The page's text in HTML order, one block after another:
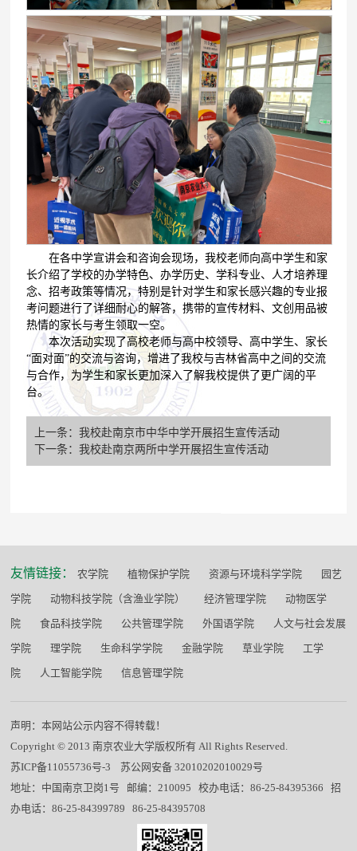
在各中学宣讲会和咨询会现场，我校老师向高中学生和家
长介绍了学校的办学特色、办学历史、学科专业、人才培养理
念、招考政策等情况，特别是针对学生和家长感兴趣的专业报
考问题进行了详细耐心的解答，携带的宣传材料、文创用品被
热情的家长与考生领取一空。
本次活动实现了高校老师与高中校领导、高中学生、家长
“面对面”的交流与咨询，增进了我校与吉林省高中之间的交流
与合作，为学生和家长更加深入了解我校提供了更广阔的平
台。
上一条：我校赴南京市中华中学开展招生宣传活动
下一条：我校赴南京两所中学开展招生宣传活动
友情链接： 农学院 植物保护学院 资源与环境科学学院 园艺
学院 动物科技学院（含渔业学院） 经济管理学院 动物医学
院 食品科技学院 公共管理学院 外国语学院 人文与社会发展
学院 理学院 生命科学学院 金融学院 草业学院 工学
院 人工智能学院 信息管理学院
声明：本网站公示内容不得转载！
Copyright © 2013 南京农业大学版权所有 All Rights Reserved.
苏ICP备11055736号-3 苏公网安备 32010202010029号
地址：中国南京卫岗1号 邮编：210095 校办电话：86-25-84395366 招
办电话：86-25-84399789 86-25-84395708